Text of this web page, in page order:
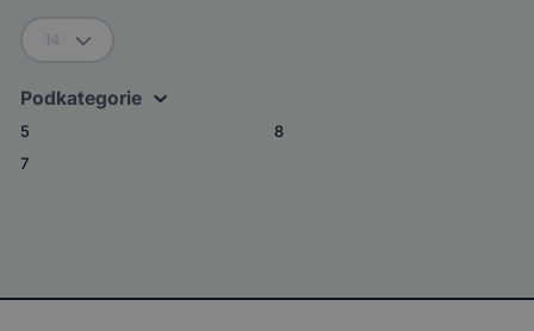
Podkategorie
5
7
8